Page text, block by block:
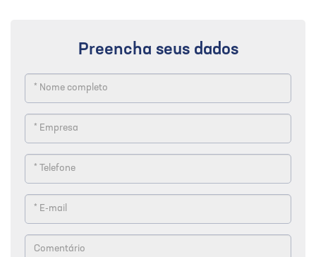
Preencha seus dados